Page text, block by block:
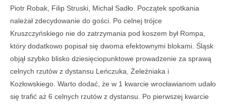
Piotr Robak, Filip Struski, Michał Sadło. Początek spotkania
należał zdecydowanie do gości. Po celnej trójce
Kruszczyńskiego nie do zatrzymania pod koszem był Rompa,
który dodatkowo popisał się dwoma efektownymi blokami. Śląsk
objął szybko blisko dziesięciopunktowe prowadzenie za sprawą
celnych rzutów z dystansu Leńczuka, Żeleźniaka i
Kozłowskiego. Warto dodać, że w 1 kwarcie wrocławianom udało
się trafić aż 6 celnych rzutów z dystansu. Po pierwszej kwarcie